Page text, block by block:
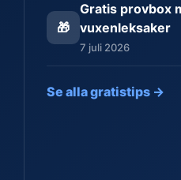
🎁
Gratis provbox
vuxenleksaker
7 juli 2026
Se alla gratistips →